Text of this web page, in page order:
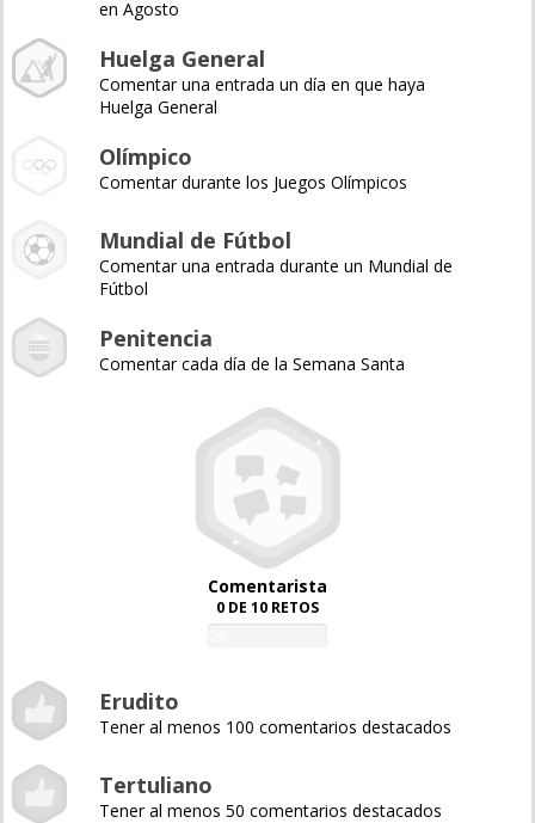
en Agosto
Huelga General
Comentar una entrada un día en que haya
Huelga General
Olímpico
Comentar durante los Juegos Olímpicos
Mundial de Fútbol
Comentar una entrada durante un Mundial de
Fútbol
Penitencia
Comentar cada día de la Semana Santa
Comentarista
0 DE 10 RETOS
Erudito
Tener al menos 100 comentarios destacados
Tertuliano
Tener al menos 50 comentarios destacados